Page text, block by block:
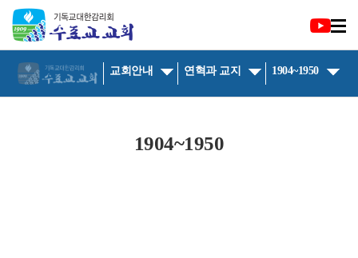
교회안내 연혁과 교지 1904~1950
1904~1950